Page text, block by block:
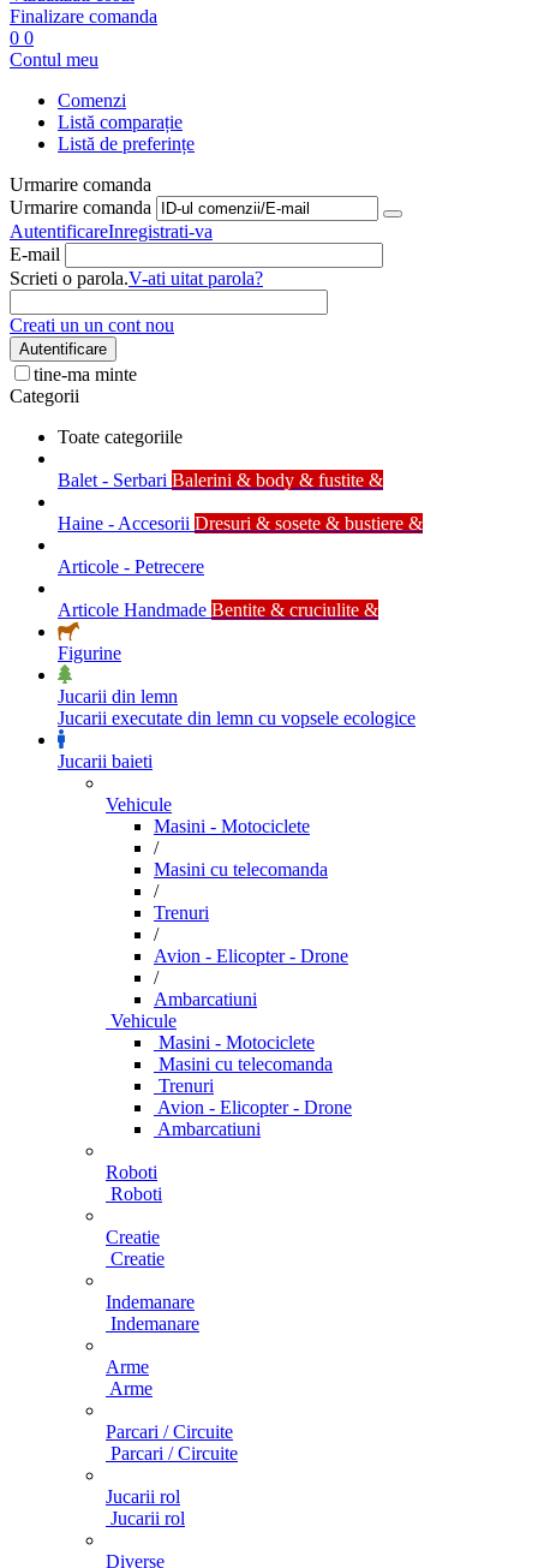
Finalizare comanda
0 0
Contul meu
Comenzi
Listă comparație
Listă de preferințe
Urmarire comanda
Urmarire comanda
AutentificareInregistrati-va
E-mail
Scrieti o parola.V-ati uitat parola?
Creati un un cont nou
Autentificare
tine-ma minte
Categorii
Toate categoriile
Balet - Serbari Balerini & body & fustite &
Haine - Accesorii Dresuri & sosete & bustiere &
Articole - Petrecere
Articole Handmade Bentite & cruciulite &
Figurine
Jucarii din lemn
Jucarii executate din lemn cu vopsele ecologice
Jucarii baieti
Vehicule
Masini - Motociclete
/
Masini cu telecomanda
/
Trenuri
/
Avion - Elicopter - Drone
/
Ambarcatiuni
Vehicule
Masini - Motociclete
Masini cu telecomanda
Trenuri
Avion - Elicopter - Drone
Ambarcatiuni
Roboti
Roboti
Creatie
Creatie
Indemanare
Indemanare
Arme
Arme
Parcari / Circuite
Parcari / Circuite
Jucarii rol
Jucarii rol
Diverse